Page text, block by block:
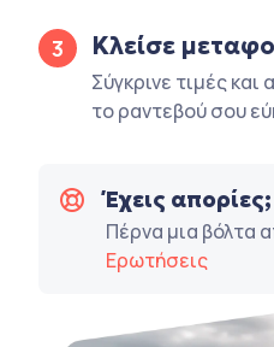
3 Κλείσε
Σύγκρινε τιμές και
το ραντεβού σου
Έχεις απορίες;
Πέρνα μια βόλτα
Ερωτήσεις